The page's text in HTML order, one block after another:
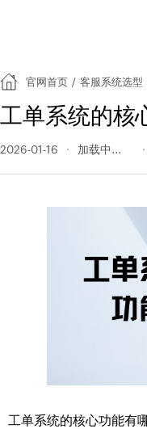
官网首页 / 客服系统选型
工单系统的核
2026-01-16 236 阅读量
工单系统的核心功能有